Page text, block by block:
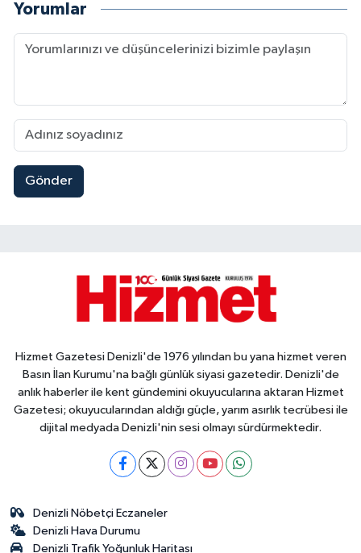
Yorumlar
Gönder
Hizmet Gazetesi Denizli'de 1976 yılından bu yana hizmet veren
Basın İlan Kurumu'na bağlı günlük siyasi gazetedir. Denizli'de
anlık haberler ile kent gündemini okuyucularına aktaran Hizmet
Gazetesi; okuyucularından aldığı güçle, yarım asırlık tecrübesi ile
dijital medyada Denizli'nin sesi olmayı sürdürmektedir.
Denizli Nöbetçi Eczaneler
Denizli Hava Durumu
Denizli Trafik Yoğunluk Haritası